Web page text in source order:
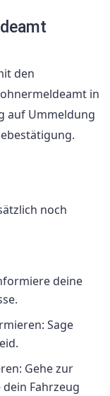
den
in
auf Ummeldung
noch
deine
Sage
Gehe zur
Fahrzeug